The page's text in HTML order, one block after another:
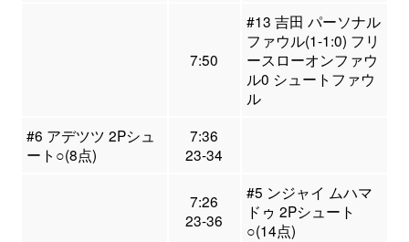
7:50
#13 吉田 パーソナル
ファウル(1-1:0) フリ
ースローオンファウ
ル0 シュートファウ
ル
#6 アデツツ 2Pシュ
ート○(8点)
7:36
23-34
7:26
23-36
#5 ンジャイ ムハマ
ドゥ 2Pシュート
○(14点)